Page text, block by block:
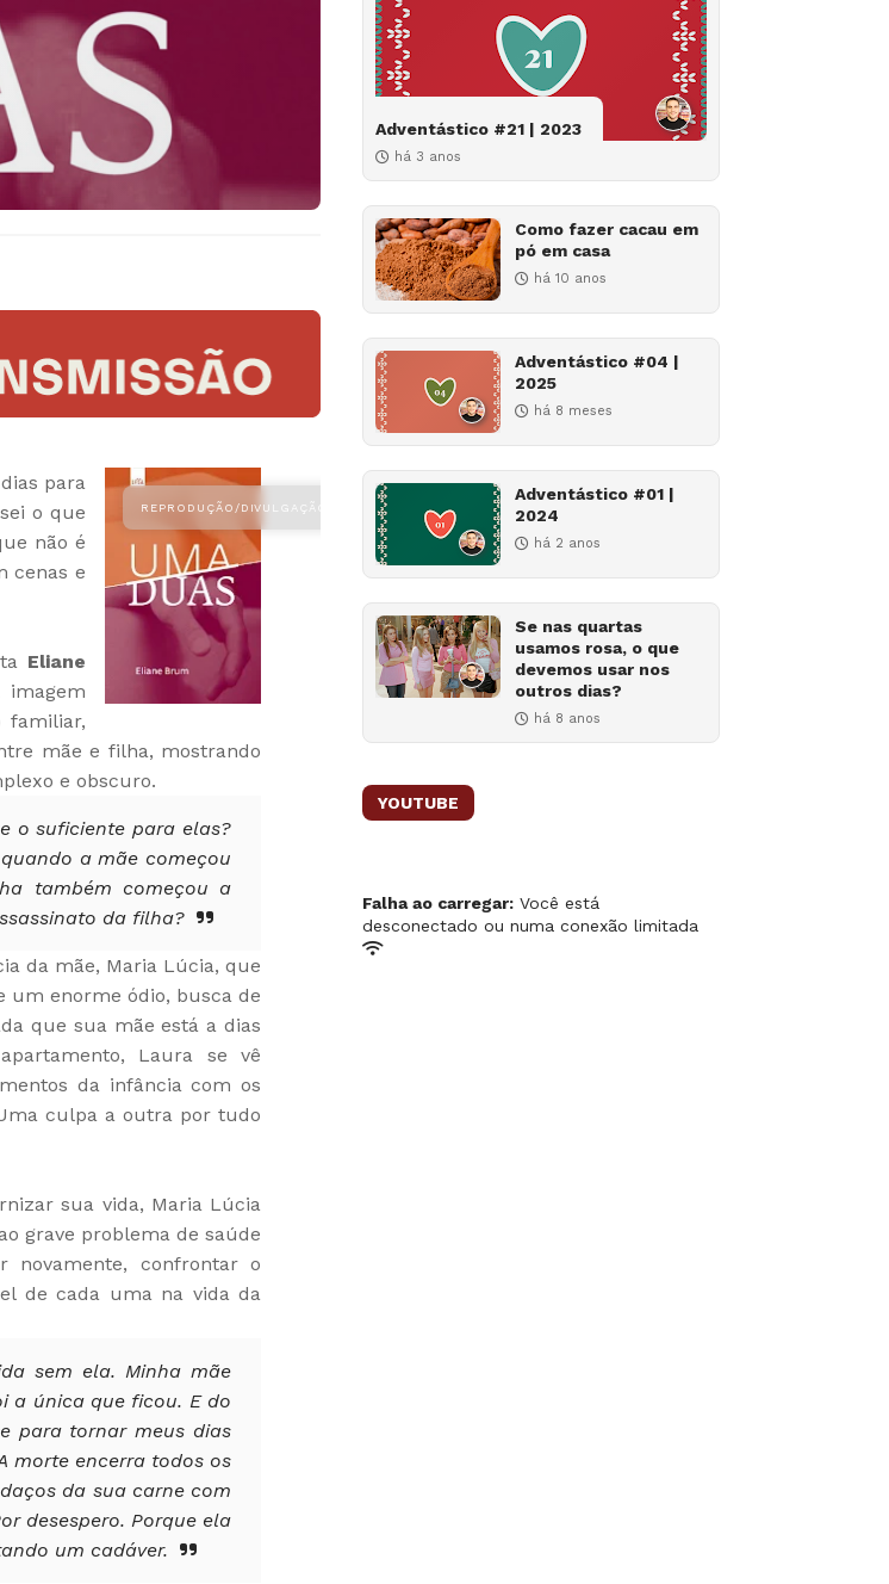
para
o que
não é
cenas e
Eliane
familiar,
mãe e filha, mostrando
e obscuro.
o suficiente para elas?
a mãe começou
também começou a
da filha?
da mãe, Maria Lúcia, que
um enorme ódio, busca de
que sua mãe está a dias
Laura se vê
da infância com os
culpa a outra por tudo
sua vida, Maria Lúcia
grave problema de saúde
novamente, confrontar o
de cada uma na vida da
sem ela. Minha mãe
a única que ficou. E do
para tornar meus dias
morte encerra todos os
da sua carne com
desespero. Porque ela
um cadáver.
Adventástico #21 | 2023
há 3 anos
Como fazer cacau em
pó em casa
há 10 anos
Adventástico #04 |
2025
há 8 meses
Adventástico #01 |
2024
há 2 anos
Se nas quartas
usamos rosa, o que
devemos usar nos
outros dias?
há 8 anos
YOUTUBE
Falha ao carregar: Você está
desconectado ou numa conexão limitada